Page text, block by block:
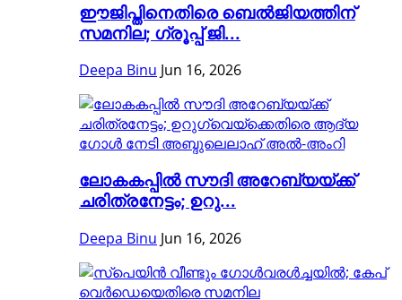
ഈജിപ്തിനെതിരെ ബെൽജിയത്തിന്
സമനില; ഗ്രൂപ്പ് ജി...
Deepa Binu Jun 16, 2026
ലോകകപ്പിൽ സൗദി അറേബ്യയ്ക്ക്
ചരിത്രനേട്ടം; ഉറു...
Deepa Binu Jun 16, 2026